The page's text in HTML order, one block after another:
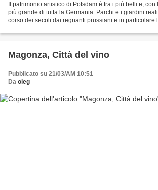
Il patrimonio artistico di Potsdam è tra i più belli e, con
più grande di tutta la Germania. Parchi e i giardini
corso dei secoli dai regnanti prussiani e in particolare
Magonza, Città del vino
Pubblicato su 21/03/AM 10:51
Da oleg